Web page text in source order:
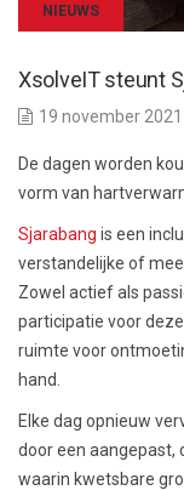
NIEUWS
XsolveIT steunt
19 november 2021
De dagen worden
vorm van
Sjarabang is een
verstandelijke of
Zowel actief als
participatie voor
ruimte voor
hand.
Elke dag opnieuw
door een aangepast,
waarin kwetsbare